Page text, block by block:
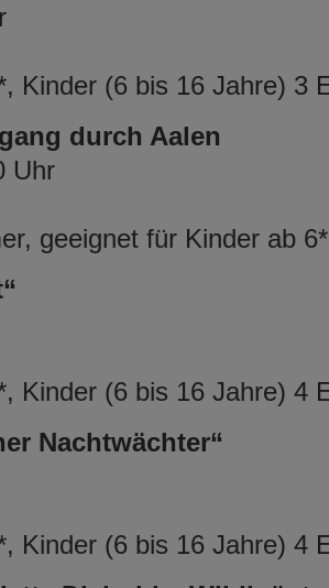
Kinder (6 bis 16 Jahre) 3
durch Aalen
Uhr
geeignet für Kinder ab 6*
Kinder (6 bis 16 Jahre) 4
Nachtwächter“
Kinder (6 bis 16 Jahre) 4